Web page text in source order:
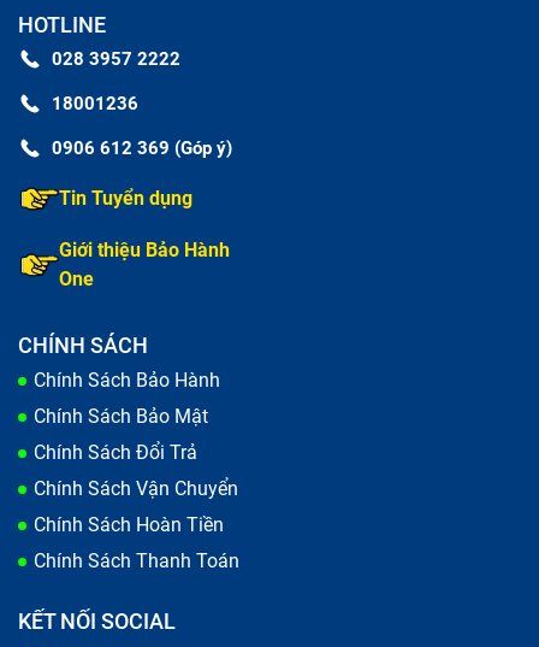
và được niêm yết rõ ràng cho khách hàng.
Kính lưng iPhone 16 (Linh
kiện)
Lưu ý:Giá có thể thay đổi tuỳ theo giá thị trường, vui
xác.
HOTLINE
028 3957 2222
18001236
0906 612 369 (Góp ý)
Tin Tuyển dụng
Giới thiệu Bảo Hành
One
CHÍNH SÁCH
Chính Sách Bảo Hành
Chính Sách Bảo Mật
Chính Sách Đổi Trả
Chính Sách Vận Chuyển
Chính Sách Hoàn Tiền
Chính Sách Thanh Toán
KẾT NỐI SOCIAL